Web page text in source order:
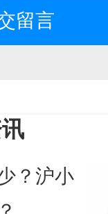
？沪小